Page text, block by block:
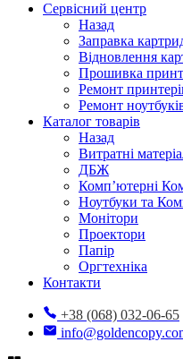
Сервісний центр
Назад
Заправка
Відновлення
Прошивка
Ремонт
Ремонт
Каталог товарів
Назад
Витратні
ДБЖ
Комп’ютерні
Ноутбуки та
Монітори
Проектори
Папір
Оргтехніка
Контакти
+38 (068) 032-06-65